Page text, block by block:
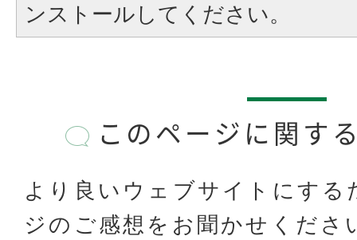
ンストールしてください。
このページに関す
より良いウェブサイトにする
ジのご感想をお聞かせくださ